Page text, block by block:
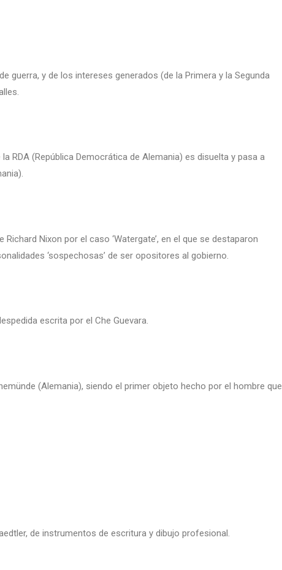
guerra, y de los intereses generados (de la Primera y la Segunda
RDA (República Democrática de Alemania) es disuelta y pasa a
Nixon por el caso ‘Watergate’, en el que se destaparon
‘sospechosas’ de ser opositores al gobierno.
escrita por el Che Guevara.
(Alemania), siendo el primer objeto hecho por el hombre que
de instrumentos de escritura y dibujo profesional.